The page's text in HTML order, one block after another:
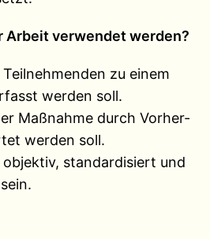
Arbeit verwendet werden?
zu einem
werden soll.
Maßnahme durch Vorher-
werden soll.
standardisiert und